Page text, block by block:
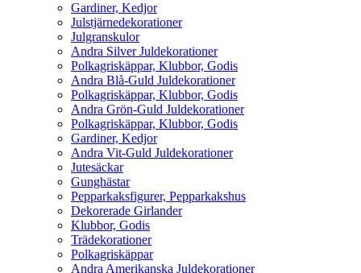
Gardiner, Kedjor
Julstjärnedekorationer
Julgranskulor
Andra Silver Juldekorationer
Polkagriskäppar, Klubbor, Godis
Andra Blå-Guld Juldekorationer
Polkagriskäppar, Klubbor, Godis
Andra Grön-Guld Juldekorationer
Polkagriskäppar, Klubbor, Godis
Gardiner, Kedjor
Andra Vit-Guld Juldekorationer
Jutesäckar
Gunghästar
Pepparkaksfigurer, Pepparkakshus
Dekorerade Girlander
Klubbor, Godis
Trädekorationer
Polkagriskäppar
Andra Amerikanska Juldekorationer